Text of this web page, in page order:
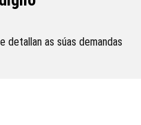
detallan as súas demandas